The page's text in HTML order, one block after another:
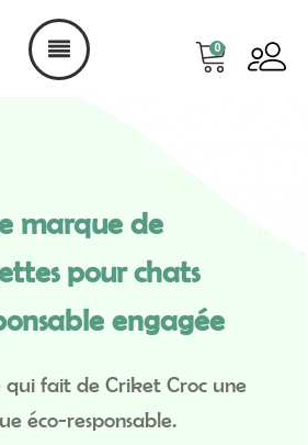
0
marque de
pour chats
engagée
qui fait de Criket Croc une
éco-responsable.